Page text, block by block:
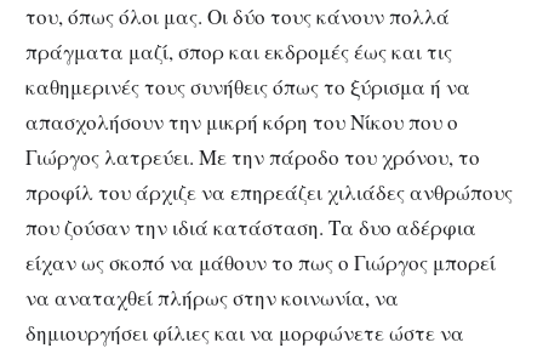
του, όπως όλοι μας. Οι δύο τους κάνουν πολλά
πράγματα μαζί, σπορ και εκδρομές έως και τις
καθημερινές τους συνήθεις όπως το ξύρισμα ή να
απασχολήσουν την μικρή κόρη του Νίκου που ο
Γιώργος λατρεύει. Με την πάροδο του χρόνου, το
προφίλ του άρχιζε να επηρεάζει χιλιάδες ανθρώπους
που ζούσαν την ιδιά κατάσταση. Τα δυο αδέρφια
είχαν ως σκοπό να μάθουν το πως ο Γιώργος μπορεί
να αναταχθεί πλήρως στην κοινωνία, να
δημιουργήσει φίλιες και να μορφώνετε ώστε να